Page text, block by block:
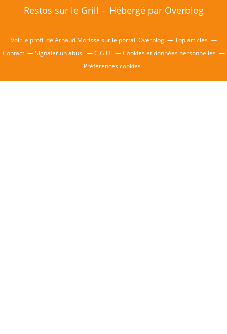
Restos sur le Grill - Hébergé par Overblog
Voir le profil de Arnaud Morisse sur le portail Overblog
Top articles
Contact
Signaler un abus C.G.U.
Cookies et données personnelles
Préférences cookies